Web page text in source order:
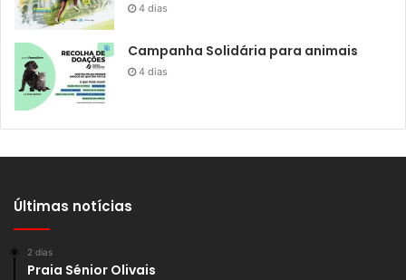
4 dias
Campanha Solidária para animais
4 dias
Últimas notícias
2 dias
Praia Sénior Olivais